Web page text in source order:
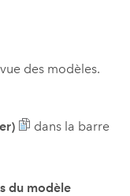
des modèles.
dans la barre
du modèle